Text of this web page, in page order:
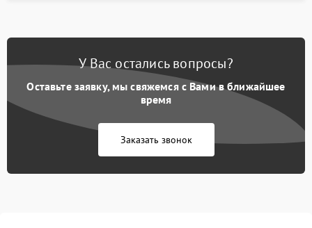
У Вас остались вопросы?
Оставьте заявку, мы свяжемся с Вами в ближайшее
время
Заказать звонок